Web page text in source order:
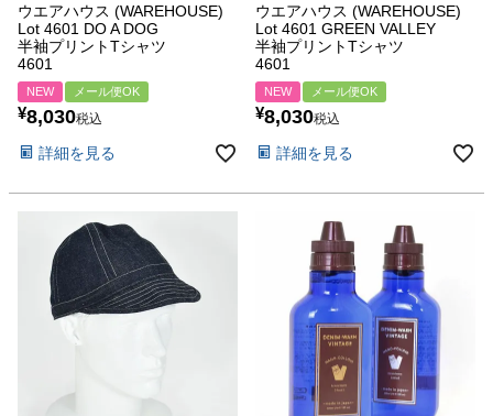
ウエアハウス (WAREHOUSE)
Lot 4601 DO A DOG
半袖プリントTシャツ
4601
NEW メール便OK
¥8,030税込
詳細を見る
ウエアハウス (WAREHOUSE)
Lot 4601 GREEN VALLEY
半袖プリントTシャツ
4601
NEW メール便OK
¥8,030税込
詳細を見る